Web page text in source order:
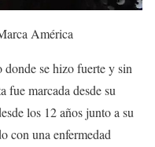
América
donde se hizo fuerte y sin
fue marcada desde su
los 12 años junto a su
con una enfermedad